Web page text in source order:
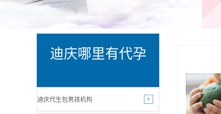
迪庆哪里有代孕
迪庆代生包男孩机构